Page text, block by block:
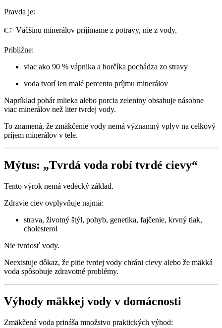
Pravda je:
👉 Väčšinu minerálov prijímame z potravy, nie z vody.
Približne:
viac ako 90 % vápnika a horčíka pochádza zo stravy
voda tvorí len malé percento príjmu minerálov
Napríklad pohár mlieka alebo porcia zeleniny obsahuje násobne
viac minerálov než liter tvrdej vody.
To znamená, že zmäkčenie vody nemá významný vplyv na celkový
príjem minerálov v tele.
Mýtus: „Tvrdá voda robí tvrdé cievy“
Tento výrok nemá vedecký základ.
Zdravie ciev ovplyvňuje najmä:
strava, životný štýl, pohyb, genetika, fajčenie, krvný tlak,
cholesterol
Nie tvrdosť vody.
Neexistuje dôkaz, že pitie tvrdej vody chráni cievy alebo že mäkká
voda spôsobuje zdravotné problémy.
Výhody mäkkej vody v domácnosti
Zmäkčená voda prináša množstvo praktických výhod: